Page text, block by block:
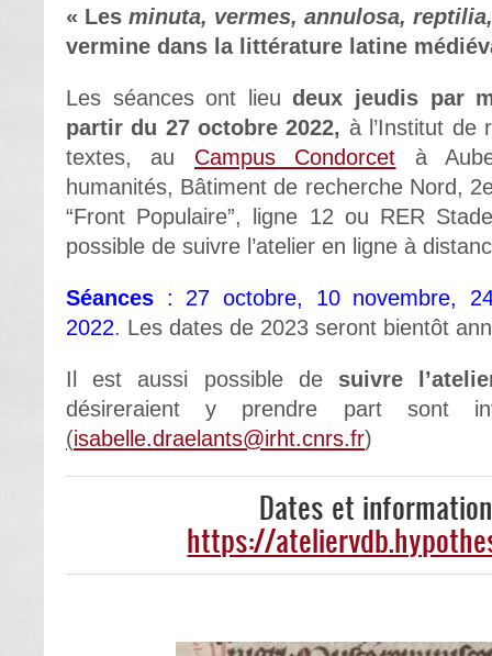
« Les minuta, vermes, annulosa, reptilia,
vermine dans la littérature latine
Les séances ont lieudeux jeudis par
partir du 27 octobre 2022, à l’Institut de
textes, au Campus Condorcet à
humanités, Bâtiment de recherche Nord, 2
“Front Populaire”, ligne 12 ou RER
possible de suivre l’atelier en ligne à
Séances :
27 octobre, 10 novembre,
2022. Les dates de 2023 seront bientôt
Il est aussi possible de suivre
désireraient y prendre part sont
(isabelle.draelants@irht.cnrs.fr)
Dates et
https://